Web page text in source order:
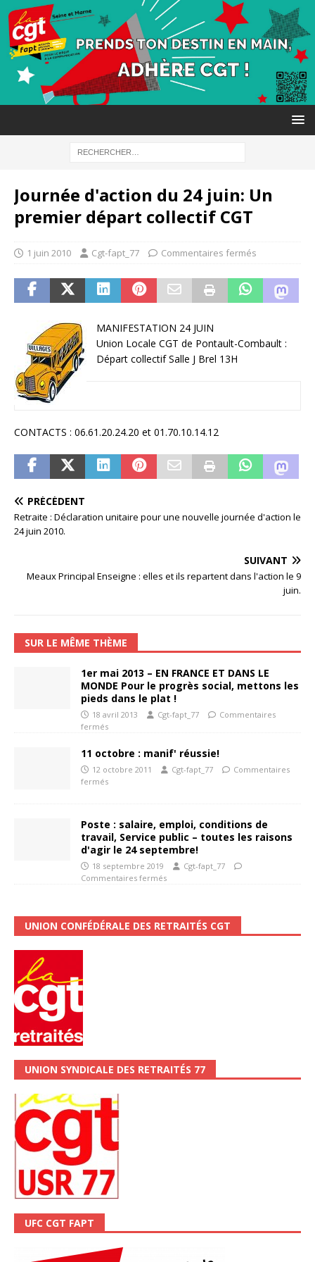
Journée d'action du 24 juin: Un
premier départ collectif CGT
1 juin 2010 Cgt-fapt_77 Commentaires fermés
MANIFESTATION 24 JUIN
Union Locale CGT de Pontault-Combault :
Départ collectif Salle J Brel 13H
CONTACTS : 06.61.20.24.20 et 01.70.10.14.12
PRÉCÉDENT
Retraite : Déclaration unitaire pour une nouvelle journée d'action le
24 juin 2010.
SUIVANT
Meaux Principal Enseigne : elles et ils repartent dans l'action le 9
juin.
SUR LE MÊME THÈME
1er mai 2013 – EN FRANCE ET DANS LE
MONDE Pour le progrès social, mettons les
pieds dans le plat !
18 avril 2013 Cgt-fapt_77
Commentaires
fermés
11 octobre : manif' réussie!
12 octobre 2011 Cgt-fapt_77
Commentaires
fermés
Poste : salaire, emploi, conditions de
travail, Service public – toutes les raisons
d'agir le 24 septembre!
18 septembre 2019
Cgt-fapt_77
Commentaires fermés
UNION CONFÉDÉRALE DES RETRAITÉS CGT
UNION SYNDICALE DES RETRAITÉS 77
UFC CGT FAPT